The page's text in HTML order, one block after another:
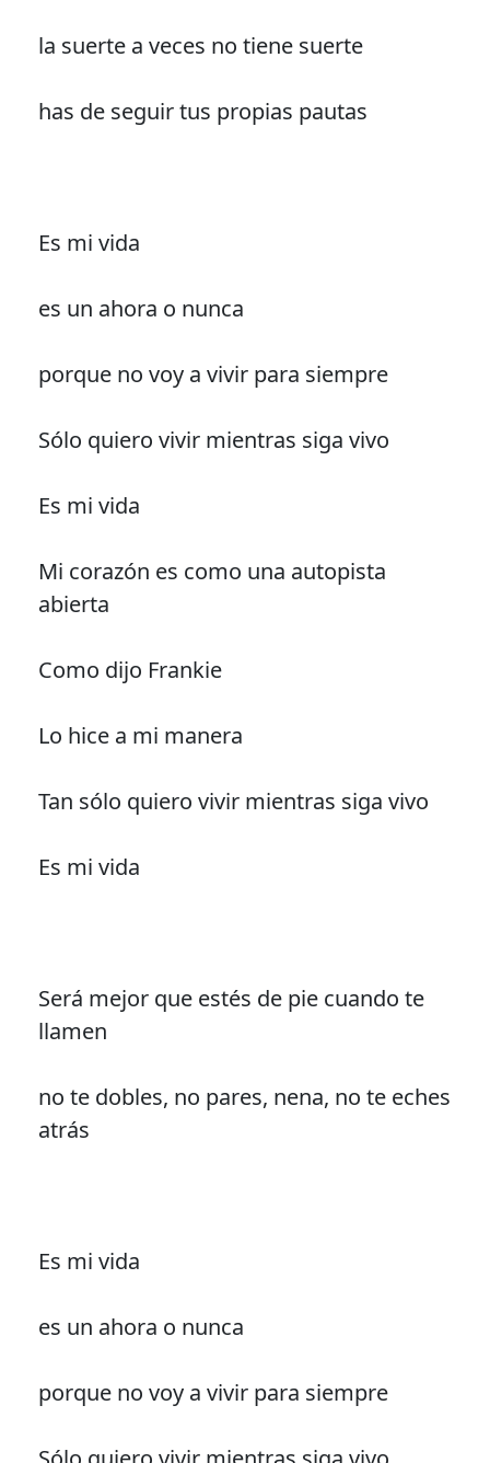
la suerte a veces no tiene suerte
has de seguir tus propias pautas
Es mi vida
es un ahora o nunca
porque no voy a vivir para siempre
Sólo quiero vivir mientras siga vivo
Es mi vida
Mi corazón es como una autopista
abierta
Como dijo Frankie
Lo hice a mi manera
Tan sólo quiero vivir mientras siga vivo
Es mi vida
Será mejor que estés de pie cuando te
llamen
no te dobles, no pares, nena, no te eches
atrás
Es mi vida
es un ahora o nunca
porque no voy a vivir para siempre